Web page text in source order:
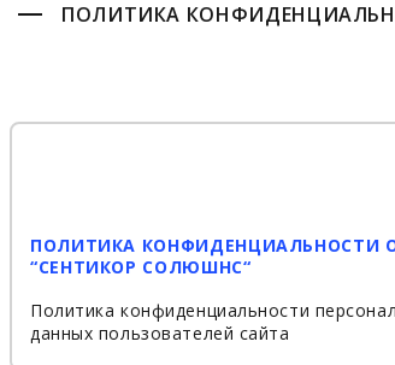
ПОЛИТИКА
ПОЛИТИКА КОНФИДЕНЦИАЛЬНОСТИ
“СЕНТИКОР СОЛЮШНС“
Политика конфиденциальности
данных пользователей сайта